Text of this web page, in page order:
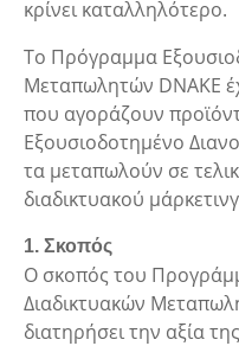
κρίνει καταλληλότερο.
Το Πρόγραμμα
Μεταπωλητών DNAKE
που αγοράζουν
Εξουσιοδοτημένο
τα μεταπωλούν σε
διαδικτυακού
1. Σκοπός
Ο σκοπός του
Διαδικτυακών
διατηρήσει την αξία